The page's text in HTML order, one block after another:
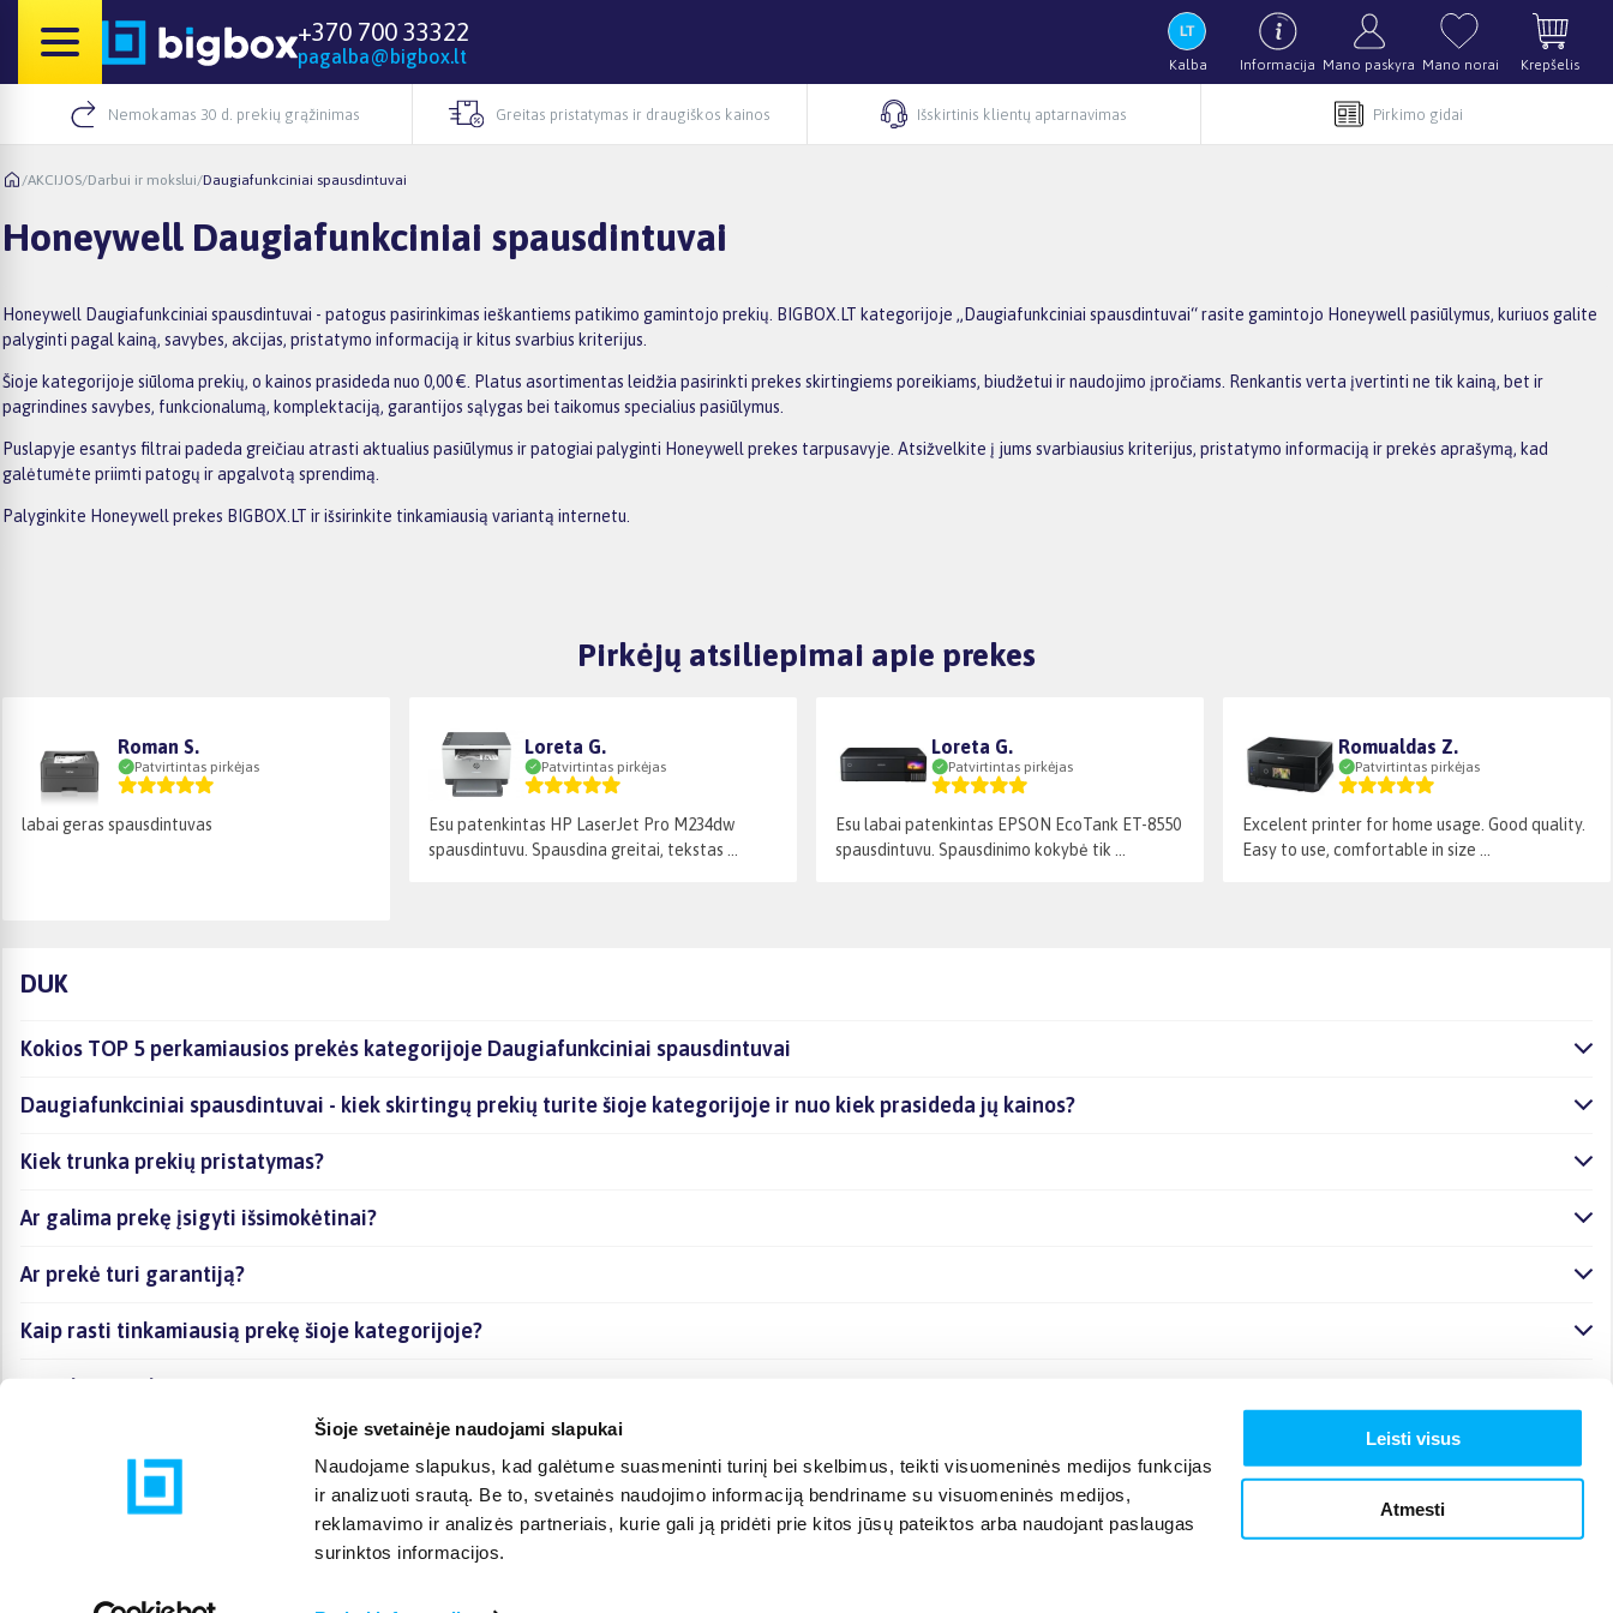
Šioje svetainėje naudojami slapukai
Naudojame slapukus, kad galėtume suasmeninti turinį bei skelbimus, teikti visuomeninės medijos funkcijas
ir analizuoti srautą. Be to, svetainės naudojimo informaciją bendriname su visuomeninės medijos,
reklamavimo ir analizės partneriais, kurie gali ją pridėti prie kitos jūsų pateiktos arba naudojant paslaugas
surinktos informacijos.
Leisti visus
Atmesti
+370 700 33322
pagalba@bigbox.lt Kalba Informacija Mano paskyra Mano norai Krepšelis
Nemokamas 30 d. prekių grąžinimas Greitas pristatymas ir draugiškos kainos Išskirtinis klientų aptarnavimas Pirkimo gidai
/AKCIJOS/Darbui ir mokslui/Daugiafunkciniai spausdintuvai
Honeywell Daugiafunkciniai spausdintuvai
Honeywell Daugiafunkciniai spausdintuvai - patogus pasirinkimas ieškantiems patikimo gamintojo prekių. BIGBOX.LT kategorijoje „Daugiafunkciniai spausdintuvai“ rasite gamintojo Honeywell pasiūlymus, kuriuos galite
palyginti pagal kainą, savybes, akcijas, pristatymo informaciją ir kitus svarbius kriterijus.
Šioje kategorijoje siūloma prekių, o kainos prasideda nuo 0,00 €. Platus asortimentas leidžia pasirinkti prekes skirtingiems poreikiams, biudžetui ir naudojimo įpročiams. Renkantis verta įvertinti ne tik kainą, bet ir
pagrindines savybes, funkcionalumą, komplektaciją, garantijos sąlygas bei taikomus specialius pasiūlymus.
Puslapyje esantys filtrai padeda greičiau atrasti aktualius pasiūlymus ir patogiai palyginti Honeywell prekes tarpusavyje. Atsižvelkite į jums svarbiausius kriterijus, pristatymo informaciją ir prekės aprašymą, kad
galėtumėte priimti patogų ir apgalvotą sprendimą.
Palyginkite Honeywell prekes BIGBOX.LT ir išsirinkite tinkamiausią variantą internetu.
Pirkėjų atsiliepimai apie prekes
Roman S.
Patvirtintas pirkėjas
labai geras spausdintuvas
Loreta G.
Patvirtintas pirkėjas
Esu patenkintas HP LaserJet Pro M234dw
spausdintuvu. Spausdina greitai, tekstas ...
Loreta G.
Patvirtintas pirkėjas
Esu labai patenkintas EPSON EcoTank ET-8550
spausdintuvu. Spausdinimo kokybė tik ...
Romualdas Z.
Patvirtintas pirkėjas
Excelent printer for home usage. Good quality.
Easy to use, comfortable in size ...
DUK
Kokios TOP 5 perkamiausios prekės kategorijoje Daugiafunkciniai spausdintuvai
Daugiafunkciniai spausdintuvai - kiek skirtingų prekių turite šioje kategorijoje ir nuo kiek prasideda jų kainos?
Kiek trunka prekių pristatymas?
Ar galima prekę įsigyti išsimokėtinai?
Ar prekė turi garantiją?
Kaip rasti tinkamiausią prekę šioje kategorijoje?
Ar galima prekę atsiimti vietoje?